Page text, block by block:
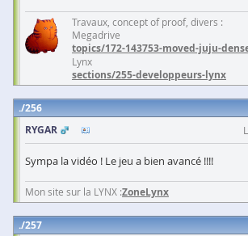
Travaux, concept of proof, divers :
Megadrive
topics/172-143753-moved-juju-
Lynx
sections/255-developpeurs-lynx
256
RYGAR
Sympa la vidéo ! Le jeu a bien avancé !!!!
Mon site sur la LYNX :ZoneLynx
257